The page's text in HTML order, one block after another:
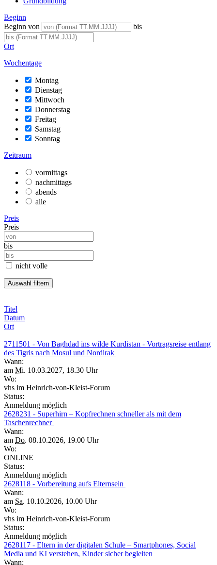
Beginn
Beginn von
bis
Ort
Wochentage
Montag
Dienstag
Mittwoch
Donnerstag
Freitag
Samstag
Sonntag
Zeitraum
vormittags
nachmittags
abends
alle
Preis
Preis
bis
nicht volle
Titel
Datum
Ort
2711501 - Von Baghdad ins wilde Kurdistan - Vortragsreise entlang
des Tigris nach Mosul und Nordirak
Wann:
am Mi. 10.03.2027, 18.30 Uhr
Wo:
vhs im Heinrich-von-Kleist-Forum
Status:
Anmeldung möglich
2628231 - Superhirn – Kopfrechnen schneller als mit dem
Taschenrechner
Wann:
am Do. 08.10.2026, 19.00 Uhr
Wo:
ONLINE
Status:
Anmeldung möglich
2628118 - Vorbereitung aufs Elternsein
Wann:
am Sa. 10.10.2026, 10.00 Uhr
Wo:
vhs im Heinrich-von-Kleist-Forum
Status:
Anmeldung möglich
2628117 - Eltern in der digitalen Schule – Smartphones, Social
Media und KI verstehen, Kinder sicher begleiten
Wann: